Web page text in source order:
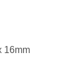
16mm